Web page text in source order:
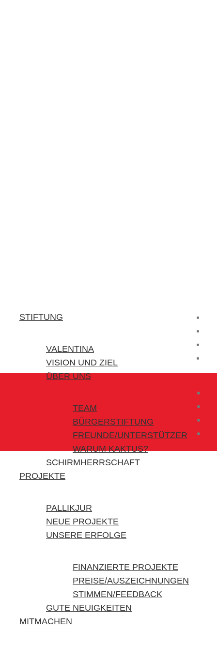
STIFTUNG
VALENTINA
VISION UND ZIEL
ÜBER UNS
TEAM
BÜRGERSTIFTUNG
FREUNDE/UNTERSTÜTZER
WARUM KAKTUS?
SCHIRMHERRSCHAFT
PROJEKTE
PALLIKJUR
NEUE PROJEKTE
UNSERE ERFOLGE
FINANZIERTE PROJEKTE
PREISE/AUSZEICHNUNGEN
STIMMEN/FEEDBACK
GUTE NEUIGKEITEN
MITMACHEN